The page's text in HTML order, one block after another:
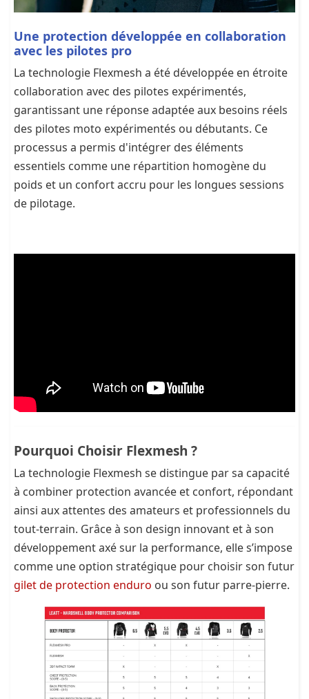
Une protection développée en collaboration
avec les pilotes pro
La technologie Flexmesh a été développée en étroite
collaboration avec des pilotes expérimentés,
garantissant une réponse adaptée aux besoins réels
des pilotes moto expérimentés ou débutants. Ce
processus a permis d'intégrer des éléments
essentiels comme une répartition homogène du
poids et un confort accru pour les longues sessions
de pilotage.
Pourquoi Choisir Flexmesh ?
La technologie Flexmesh se distingue par sa capacité
à combiner protection avancée et confort, répondant
ainsi aux attentes des amateurs et professionnels du
tout-terrain. Grâce à son design innovant et à son
développement axé sur la performance, elle s’impose
comme une option stratégique pour choisir son futur
gilet de protection enduro ou son futur parre-pierre.